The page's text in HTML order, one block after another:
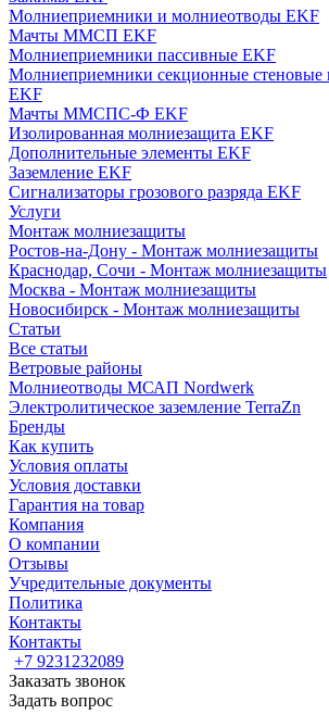
Молниеприемники и молниеотводы EKF
Мачты ММСП EKF
Молниеприемники пассивные EKF
Молниеприемники секционные
EKF
Мачты ММСПС-Ф EKF
Изолированная молниезащита EKF
Дополнительные элементы EKF
Заземление EKF
Сигнализаторы грозового разряда EKF
Услуги
Монтаж молниезащиты
Ростов-на-Дону - Монтаж молниезащиты
Краснодар, Сочи - Монтаж молниезащиты
Москва - Монтаж молниезащиты
Новосибирск - Монтаж молниезащиты
Статьи
Все статьи
Ветровые районы
Молниеотводы МСАП Nordwerk
Электролитическое заземление TerraZn
Бренды
Как купить
Условия оплаты
Условия доставки
Гарантия на товар
Компания
О компании
Отзывы
Учредительные документы
Политика
Контакты
Контакты
+7 9231232089
Заказать звонок
Задать вопрос